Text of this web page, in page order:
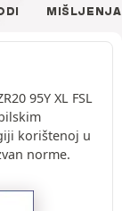
MIŠLJENJA
95Y XL FSL
korištenoj u
norme.